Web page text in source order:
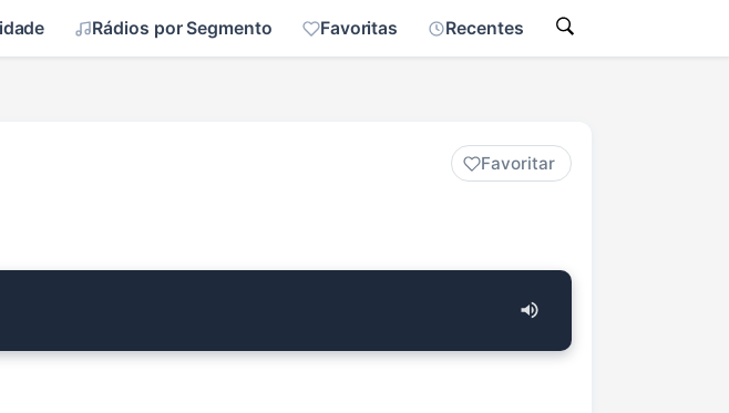
Rádios por Segmento Favoritas Recentes
Favoritar